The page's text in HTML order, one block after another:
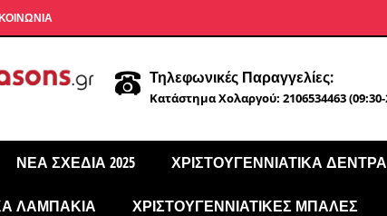
Τηλεφωνικές Παραγγελίες:
Κατάστημα Χολαργού: 2106534463 (09:30-
ΝΈΑ ΣΧΈΔΙΑ 2025 ΧΡΙΣΤΟΥΓΕΝΝΙΆΤΙΚΑ ΔΈΝΤΡΑ
ΛΑΜΠΆΚΙΑ ΧΡΙΣΤΟΥΓΕΝΝΙΆΤΙΚΕΣ ΜΠΆΛΕΣ